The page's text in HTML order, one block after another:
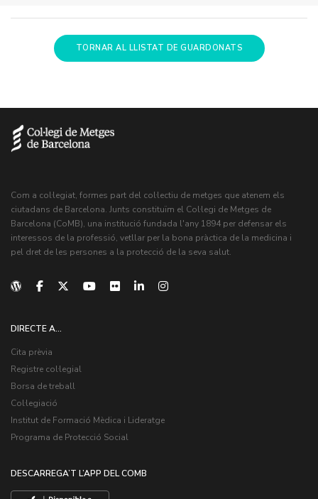
TORNAR AL LLISTAT DE GUARDONATS
Com a col·legiat, formes part del col·lectiu de metges que atenem els
ciutadans de Barcelona. Junts constituïm el Col·legi de Metges de
Barcelona (CoMB), una institució fundada l'any 1894 per defensar els
interessos de la professió, vetllar per la bona pràctica de la medicina i
pel dret de les persones a la protecció de la seva salut.
DIRECTE A...
Cita prèvia
Registre col·legial
Borsa de treball
Col·legiació
Institut de Formació Mèdica i Lideratge
Programa de Protecció Social
DESCARREGA’T L’APP DEL COMB